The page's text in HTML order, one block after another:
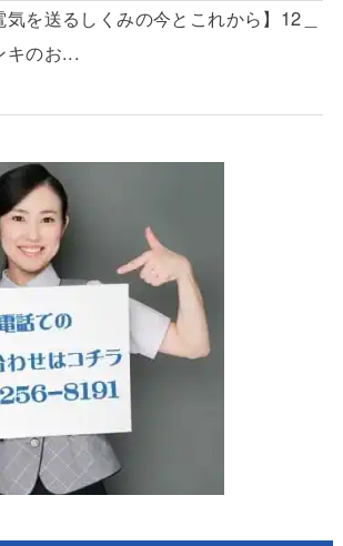
気を送るしくみの今とこれから】12＿
キのお...